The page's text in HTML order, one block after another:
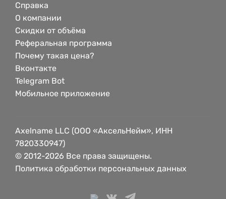
Справка
О компании
Скидки от объёма
Реферальная программа
Почему такая цена?
Вконтакте
Telegram Bot
Мобильное приложение
Axelname LLC (ООО «АксельНейм», ИНН
7820330947)
© 2012-2026 Все права защищены.
Политика обработки персональных данных